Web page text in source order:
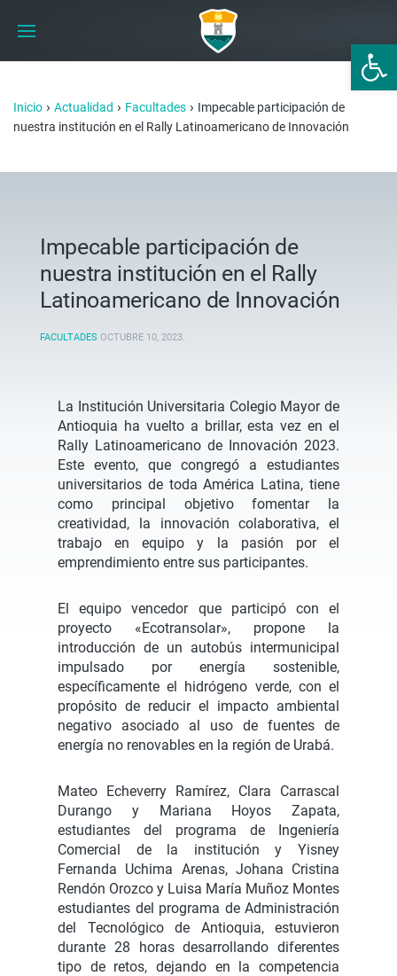
Abrir
Inicio › Actualidad › Facultades › Impecable participación de
nuestra institución en el Rally Latinoamericano de Innovación
Impecable participación de
nuestra institución en el Rally
Latinoamericano de Innovación
FACULTADES OCTUBRE 10, 2023.
La Institución Universitaria Colegio Mayor de
Antioquia ha vuelto a brillar, esta vez en el
Rally Latinoamericano de Innovación 2023.
Este evento, que congregó a estudiantes
universitarios de toda América Latina, tiene
como principal objetivo fomentar la
creatividad, la innovación colaborativa, el
trabajo en equipo y la pasión por el
emprendimiento entre sus participantes.
El equipo vencedor que participó con el
proyecto «Ecotransolar», propone la
introducción de un autobús intermunicipal
impulsado por energía sostenible,
específicamente el hidrógeno verde, con el
propósito de reducir el impacto ambiental
negativo asociado al uso de fuentes de
energía no renovables en la región de Urabá.
Mateo Echeverry Ramírez, Clara Carrascal
Durango y Mariana Hoyos Zapata,
estudiantes del programa de Ingeniería
Comercial de la institución y Yisney
Fernanda Uchima Arenas, Johana Cristina
Rendón Orozco y Luisa María Muñoz Montes
estudiantes del programa de Administración
del Tecnológico de Antioquia, estuvieron
durante 28 horas desarrollando diferentes
tipo de retos, dejando en la competencia